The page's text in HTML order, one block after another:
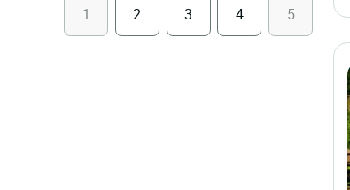
1 2 3 4 5